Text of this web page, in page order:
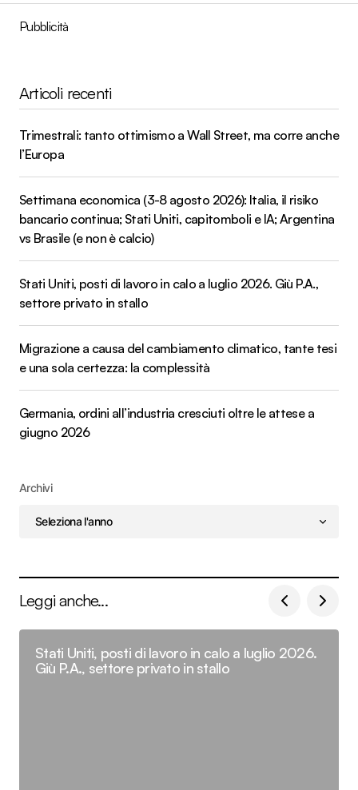
Pubblicità
Articoli recenti
Trimestrali: tanto ottimismo a Wall Street, ma corre anche
l’Europa
Settimana economica (3-8 agosto 2026): Italia, il risiko
bancario continua; Stati Uniti, capitomboli e IA; Argentina
vs Brasile (e non è calcio)
Stati Uniti, posti di lavoro in calo a luglio 2026. Giù P.A.,
settore privato in stallo
Migrazione a causa del cambiamento climatico, tante tesi
e una sola certezza: la complessità
Germania, ordini all’industria cresciuti oltre le attese a
giugno 2026
Archivi
Leggi anche...
Stati Uniti, posti di lavoro in calo a luglio 2026.
Giù P.A., settore privato in stallo